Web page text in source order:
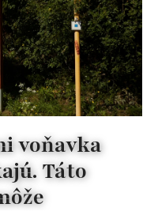
voňavka
Táto